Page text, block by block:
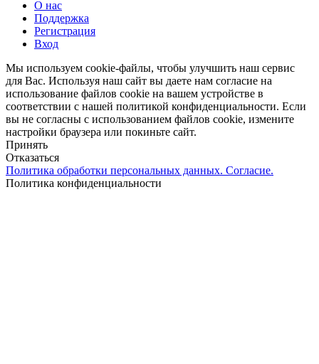
О нас
Поддержка
Регистрация
Вход
Мы используем cookie-файлы, чтобы улучшить наш сервис
для Вас. Используя наш сайт вы даете нам согласие на
использование файлов cookie на вашем устройстве в
соответствии с нашей политикой конфиденциальности. Если
вы не согласны с использованием файлов cookie, измените
настройки браузера или покиньте сайт.
Принять
Отказаться
Политика обработки персональных данных. Согласие.
Политика конфиденциальности